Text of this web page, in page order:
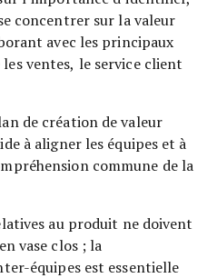
concentrer sur la valeur
avec les principaux
ventes, le service client
de création de valeur
à aligner les équipes et à
commune de la
au produit ne doivent
vase clos ; la
équipes est essentielle